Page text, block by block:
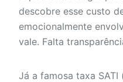
descobre esse custo
emocionalmente
vale. Falta
Já a famosa taxa SATI